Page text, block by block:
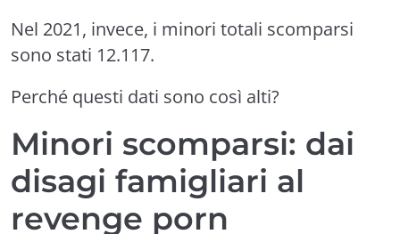
Nel 2021, invece, i minori totali scomparsi
sono stati 12.117.
Perché questi dati sono così alti?
Minori scomparsi: dai
disagi famigliari al
revenge porn